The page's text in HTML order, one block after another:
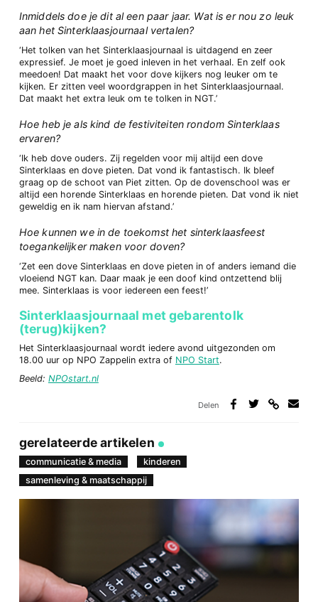
Inmiddels doe je dit al een paar jaar. Wat is er nou zo leuk
aan het Sinterklaasjournaal vertalen?
‘Het tolken van het Sinterklaasjournaal is uitdagend en zeer
expressief. Je moet je goed inleven in het verhaal. En zelf ook
meedoen! Dat maakt het voor dove kijkers nog leuker om te
kijken. Er zitten veel woordgrappen in het Sinterklaasjournaal.
Dat maakt het extra leuk om te tolken in NGT.’
Hoe heb je als kind de festiviteiten rondom Sinterklaas
ervaren?
‘Ik heb dove ouders. Zij regelden voor mij altijd een dove
Sinterklaas en dove pieten. Dat vond ik fantastisch. Ik bleef
graag op de schoot van Piet zitten. Op de dovenschool was er
altijd een horende Sinterklaas en horende pieten. Dat vond ik niet
geweldig en ik nam hiervan afstand.’
Hoe kunnen we in de toekomst het sinterklaasfeest
toegankelijker maken voor doven?
‘Zet een dove Sinterklaas en dove pieten in of anders iemand die
vloeiend NGT kan. Daar maak je een doof kind ontzettend blij
mee. Sinterklaas is voor iedereen een feest!’
Sinterklaasjournaal met gebarentolk
(terug)kijken?
Het Sinterklaasjournaal wordt iedere avond uitgezonden om
18.00 uur op NPO Zappelin extra of NPO Start.
Beeld: NPOstart.nl
Delen
gerelateerde artikelen
communicatie & media
kinderen
samenleving & maatschappij